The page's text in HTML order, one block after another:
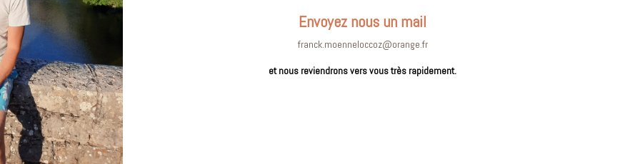
Envoyez nous un mail
franck.moenneloccoz@orange.fr
et nous reviendrons vers vous très rapidement.